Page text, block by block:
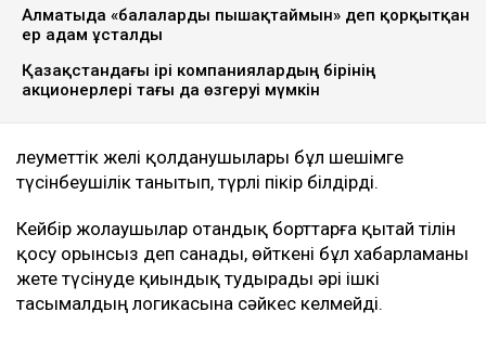
Алматыда «балаларды пышақтаймын» деп қорқытқан
ер адам ұсталды
Қазақстандағы ірі компаниялардың бірінің
акционерлері тағы да өзгеруі мүмкін
Әлеуметтік желі қолданушылары бұл шешімге
түсінбеушілік танытып, түрлі пікір білдірді.
Кейбір жолаушылар отандық борттарға қытай тілін
қосу орынсыз деп санады, өйткені бұл хабарламаны
жете түсінуде қиындық тудырады әрі ішкі
тасымалдың логикасына сәйкес келмейді.